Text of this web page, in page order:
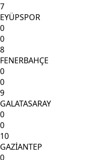
7
EYÜPSPOR
0
0
8
FENERBAHÇE
0
0
9
GALATASARAY
0
0
10
GAZİANTEP
0